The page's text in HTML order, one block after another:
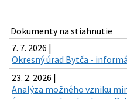
Dokumenty na stiahnutie
7. 7. 2026 |
Okresný úrad Bytča -
23. 2. 2026 |
Analýza možného vzniku